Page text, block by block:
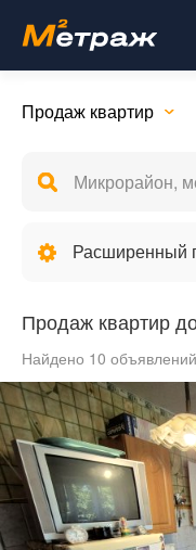
Продаж квартир
Расширенный
Продаж квартир
Найдено 10 объявлений